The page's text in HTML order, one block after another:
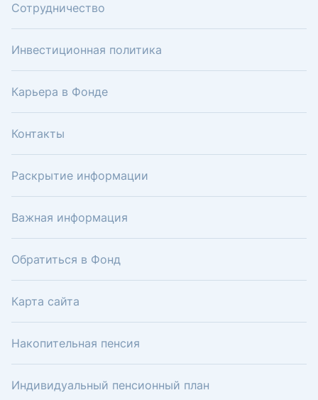
Сотрудничество
Инвестиционная политика
Карьера в Фонде
Контакты
Раскрытие информации
Важная информация
Обратиться в Фонд
Карта сайта
Накопительная пенсия
Индивидуальный пенсионный план